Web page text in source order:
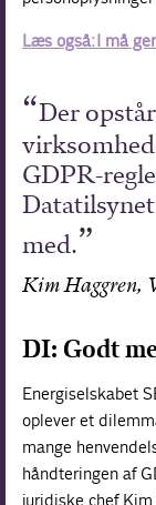
Læs også: I må
Der
GDPR-
med.
Kim Haggren,
DI: Godt
Energiselskabet
oplever et
mange
håndteringen af
juridiske chef Kim